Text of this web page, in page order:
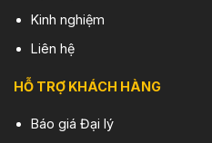
Kinh nghiệm
Liên hệ
HỖ TRỢ KHÁCH HÀNG
Báo giá Đại lý